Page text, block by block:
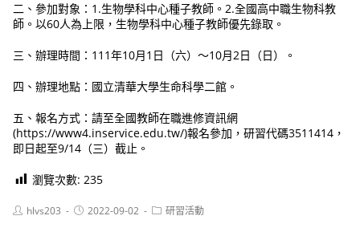
二、參加對象：1.生物學科中心種子教師。2.全國高中職生物科教
師。以60人為上限，生物學科中心種子教師優先錄取。
三、辦理時間：111年10月1日（六）～10月2日（日）。
四、辦理地點：國立清華大學生命科學二館。
五、報名方式：請至全國教師在職進修資訊網
(https://www4.inservice.edu.tw/)報名參加，研習代碼3511414，
即日起至9/14（三）截止。
瀏覽次數: 235
Posthlvs203
Post2022-09-02
Post研習活動